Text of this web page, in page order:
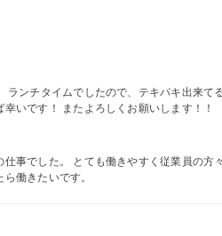
ランチタイムでしたので、テキパキ出来て
いです！ またよろしくお願いします！！
仕事でした。 とても働きやすく従業員の方
働きたいです。